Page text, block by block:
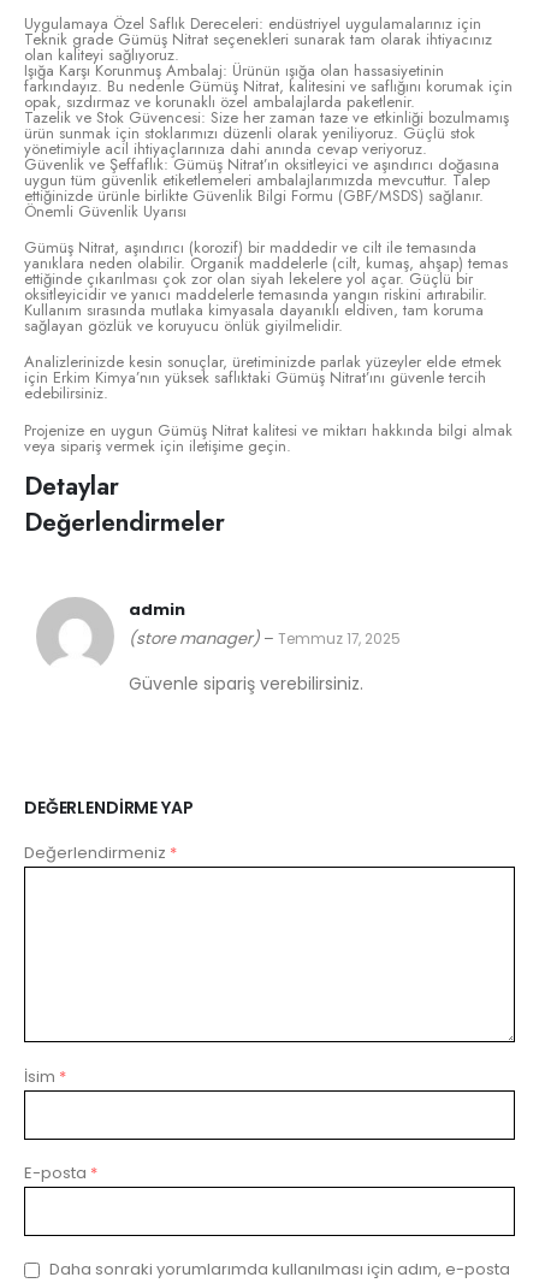
Uygulamaya Özel Saflık Dereceleri: endüstriyel uygulamalarınız için
Teknik grade Gümüş Nitrat seçenekleri sunarak tam olarak ihtiyacınız
olan kaliteyi sağlıyoruz.
Işığa Karşı Korunmuş Ambalaj: Ürünün ışığa olan hassasiyetinin
farkındayız. Bu nedenle Gümüş Nitrat, kalitesini ve saflığını korumak için
opak, sızdırmaz ve korunaklı özel ambalajlarda paketlenir.
Tazelik ve Stok Güvencesi: Size her zaman taze ve etkinliği bozulmamış
ürün sunmak için stoklarımızı düzenli olarak yeniliyoruz. Güçlü stok
yönetimiyle acil ihtiyaçlarınıza dahi anında cevap veriyoruz.
Güvenlik ve Şeffaflık: Gümüş Nitrat’ın oksitleyici ve aşındırıcı doğasına
uygun tüm güvenlik etiketlemeleri ambalajlarımızda mevcuttur. Talep
ettiğinizde ürünle birlikte Güvenlik Bilgi Formu (GBF/MSDS) sağlanır.
Önemli Güvenlik Uyarısı
Gümüş Nitrat, aşındırıcı (korozif) bir maddedir ve cilt ile temasında
yanıklara neden olabilir. Organik maddelerle (cilt, kumaş, ahşap) temas
ettiğinde çıkarılması çok zor olan siyah lekelere yol açar. Güçlü bir
oksitleyicidir ve yanıcı maddelerle temasında yangın riskini artırabilir.
Kullanım sırasında mutlaka kimyasala dayanıklı eldiven, tam koruma
sağlayan gözlük ve koruyucu önlük giyilmelidir.
Analizlerinizde kesin sonuçlar, üretiminizde parlak yüzeyler elde etmek
için Erkim Kimya’nın yüksek saflıktaki Gümüş Nitrat’ını güvenle tercih
edebilirsiniz.
Projenize en uygun Gümüş Nitrat kalitesi ve miktarı hakkında bilgi almak
veya sipariş vermek için iletişime geçin.
Detaylar
Değerlendirmeler
admin
(store manager) – Temmuz 17, 2025
Güvenle sipariş verebilirsiniz.
DEĞERLENDIRME YAP
Değerlendirmeniz *
İsim *
E-posta *
Daha sonraki yorumlarımda kullanılması için adım, e-posta